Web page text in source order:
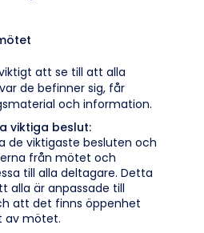
att se till att alla
de befinner sig, får
och information.
viktiga beslut:
de viktigaste besluten och
från mötet och
till alla deltagare. Detta
alla är anpassade till
att det finns öppenhet
av mötet.